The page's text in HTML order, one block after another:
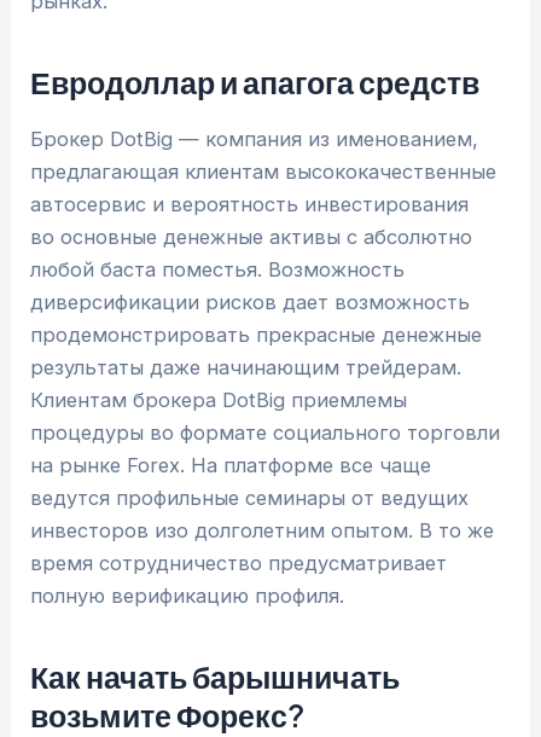
Евродоллар и апагога средств
Брокер DotBig — компания из именованием,
предлагающая клиентам высококачественные
автосервис и вероятность инвестирования
во основные денежные активы с абсолютно
любой баста поместья. Возможность
диверсификации рисков дает возможность
продемонстрировать прекрасные денежные
результаты даже начинающим трейдерам.
Клиентам брокера DotBig приемлемы
процедуры во формате социального торговли
на рынке Forex. На платформе все чаще
ведутся профильные семинары от ведущих
инвесторов изо долголетним опытом. В то же
время сотрудничество предусматривает
полную верификацию профиля.
Как начать барышничать
возьмите Форекс?